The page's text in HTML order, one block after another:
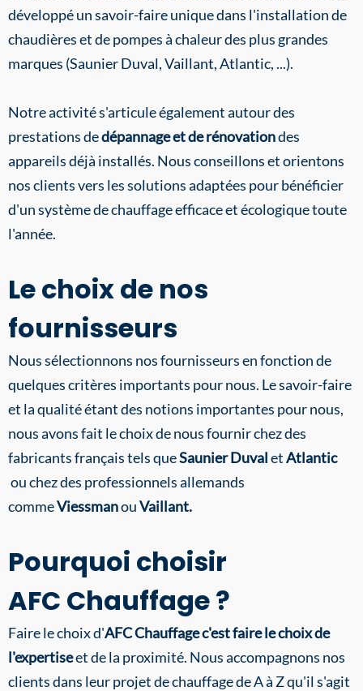
développé un savoir-faire unique dans l'installation de
chaudières et de pompes à chaleur des plus grandes
marques (Saunier Duval, Vaillant, Atlantic, ...).
Notre activité s'articule également autour des
prestations dedépannage et de rénovationdes
appareils déjà installés. Nous conseillons et orientons
nos clients vers les solutions adaptées pour bénéficier
d'un système de chauffage efficace et écologique toute
l'année.
Le choix de nos
fournisseurs
Nous sélectionnons nos fournisseurs en fonction de
quelques critères importants pour nous. Le savoir-faire
et la qualité étant des notions importantes pour nous,
nous avons fait le choix de nous fournir chez des
fabricants français tels queSaunier DuvaletAtlantic
ou chez des professionnels allemands
commeViessmanouVaillant.
Pourquoi choisir
AFC Chauffage ?
Faire le choix d'AFC Chauffage c'est faire le choix de
l'expertiseet de la proximité. Nous accompagnons nos
clients dans leur projet de chauffage de A à Z qu'il s'agit